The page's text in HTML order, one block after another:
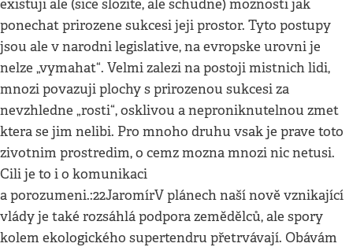
existuji ale (sice slozite, ale schudne) moznosti jak
ponechat prirozene sukcesi jeji prostor. Tyto postupy
jsou ale v narodni legislative, na evropske urovni je
nelze „vymahat“. Velmi zalezi na postoji mistnich lidi,
mnozi povazuji plochy s prirozenou sukcesi za
nevzhledne „rosti“, osklivou a neproniknutelnou zmet
ktera se jim nelibi. Pro mnoho druhu vsak je prave toto
zivotnim prostredim, o cemz mozna mnozi nic netusi.
Cili je to i o komunikaci
a porozumeni.:22JaromírV plánech naší nově vznikající
vlády je také rozsáhlá podpora zemědělců, ale spory
kolem ekologického supertendru přetrvávají. Obávám